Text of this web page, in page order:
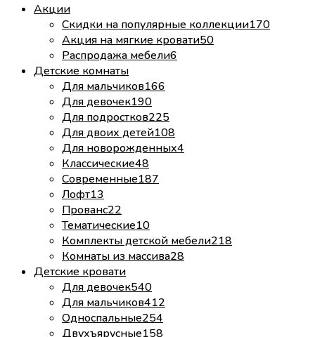
Акции
Скидки на популярные коллекции170
Акция на мягкие кровати50
Распродажа мебели6
Детские комнаты
Для мальчиков166
Для девочек190
Для подростков225
Для двоих детей108
Для новорожденных4
Классические48
Современные187
Лофт13
Прованс22
Тематические10
Комплекты детской мебели218
Комнаты из массива28
Детские кровати
Для девочек540
Для мальчиков412
Односпальные254
Двухъярусные158